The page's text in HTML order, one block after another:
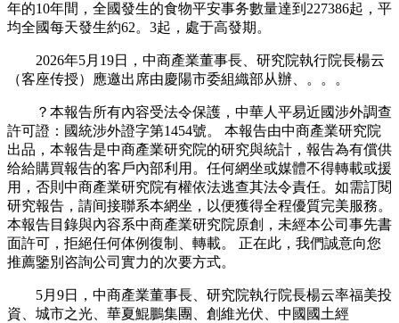
年的10年間，全國發生的食物平安事务數量達到227386起，平
均全國每天發生約62。3起，處于高發期。
2026年5月19日，中商產業董事長、研究院執行院長楊云
（客座传授）應邀出席由慶陽市委組織部从辦、。。。
？本報告所有內容受法令保護，中華人平易近國涉外調查
許可證：國統涉外證字第1454號。 本報告由中商產業研究院
出品，本報告是中商產業研究院的研究與統計，報告為有償供
给給購買報告的客戶內部利用。任何網坐或媒體不得轉載或援
用，否則中商產業研究院有權依法逃查其法令責任。如需訂閱
研究報告，請间接聯系本網坐，以便獲得全程優質完美服務。
本報告目錄與內容系中商產業研究院原創，未經本公司事先書
面許可，拒絕任何体例復制、轉載。 正在此，我們誠意向您
推薦鑒別咨詢公司實力的次要方式。
5月9日，中商產業董事長、研究院執行院長楊云率福美投
資、城市之光、華夏鯤鵬集團、創維光伏、中國國土經